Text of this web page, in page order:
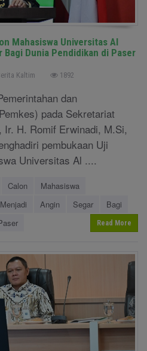
Mahasiswa Universitas Al
Dunia Pendidikan di Paser
Kaltim 1892
dan
pada Sekretariat
Ir. H. Romif Erwinadi, M.Si,
pembukaan Uji
Universitas Al ....
Calon
Mahasiswa
Menjadi Angin Segar
Bagi
Read More